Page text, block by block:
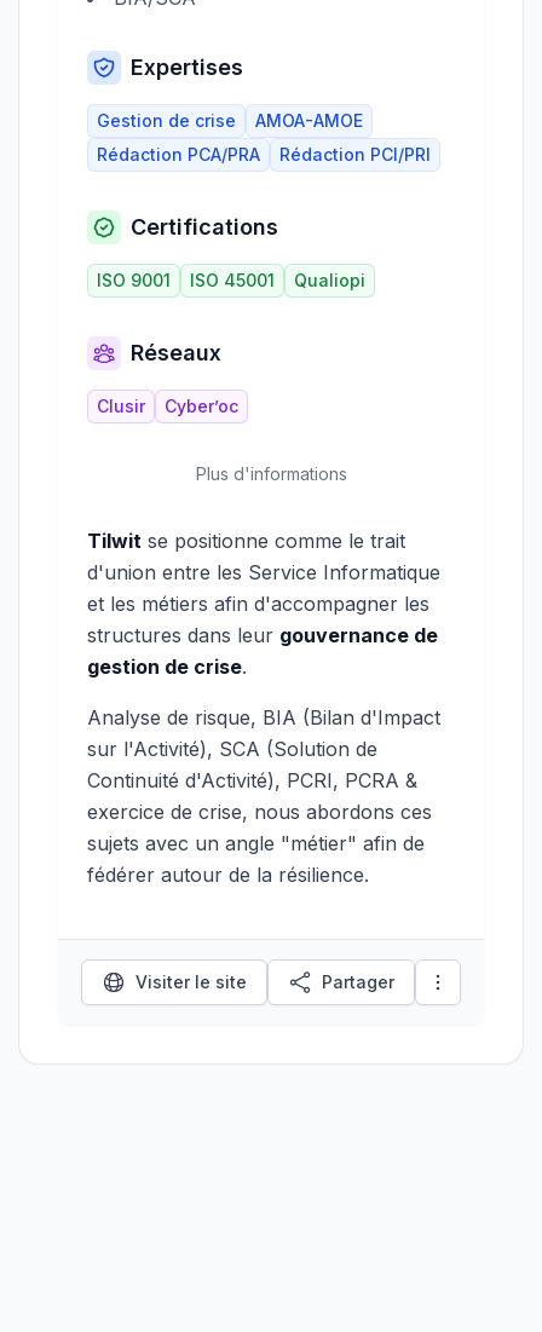
Expertises
Gestion de crise
AMOA-AMOE
Rédaction PCA/PRA
Rédaction PCI/PRI
Certifications
ISO 9001 ISO 45001 Qualiopi
Réseaux
Clusir Cyber’oc
Plus d'informations
Tilwit se positionne comme le trait
d'union entre les Service Informatique
et les métiers afin d'accompagner les
structures dans leur gouvernance de
gestion de crise.
Analyse de risque, BIA (Bilan d'Impact
sur l'Activité), SCA (Solution de
Continuité d'Activité), PCRI, PCRA &
exercice de crise, nous abordons ces
sujets avec un angle "métier" afin de
fédérer autour de la résilience.
Visiter le site Partager